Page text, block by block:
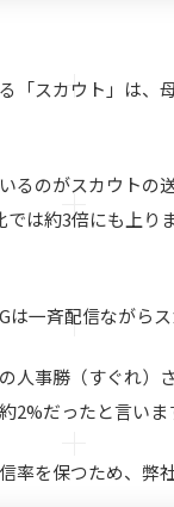
「スカウト」は、
るのがスカウトの送
は約3倍にも上
一斉配信ながら
人事勝（すぐれ）
2%だったと言いま
率を保つため、弊